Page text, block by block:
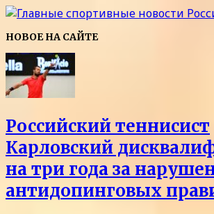
НОВОЕ НА САЙТЕ
Российский теннисист
Карловский
на три года за
антидопинговых